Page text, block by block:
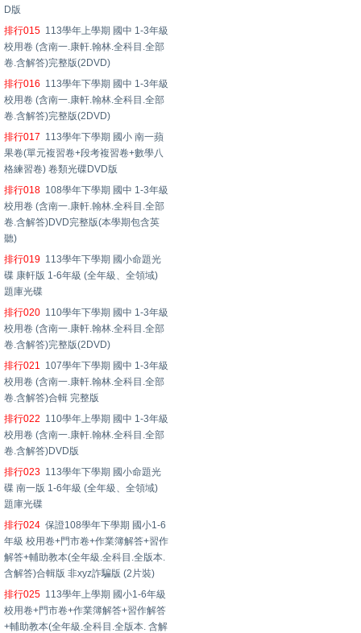
D版
排行015 113學年上學期 國中 1-3年級
校用卷 (含南一.康軒.翰林.全科目.全部
卷.含解答)完整版(2DVD)
排行016 113學年下學期 國中 1-3年級
校用卷 (含南一.康軒.翰林.全科目.全部
卷.含解答)完整版(2DVD)
排行017 113學年下學期 國小 南一蘋
果卷(單元複習卷+段考複習卷+數學八
格練習卷) 卷類光碟DVD版
排行018 108學年下學期 國中 1-3年級
校用卷 (含南一.康軒.翰林.全科目.全部
卷.含解答)DVD完整版(本學期包含英
聽)
排行019 113學年下學期 國小命題光
碟 康軒版 1-6年級 (全年級、全領域)
題庫光碟
排行020 110學年下學期 國中 1-3年級
校用卷 (含南一.康軒.翰林.全科目.全部
卷.含解答)完整版(2DVD)
排行021 107學年下學期 國中 1-3年級
校用卷 (含南一.康軒.翰林.全科目.全部
卷.含解答)合輯 完整版
排行022 110學年上學期 國中 1-3年級
校用卷 (含南一.康軒.翰林.全科目.全部
卷.含解答)DVD版
排行023 113學年下學期 國小命題光
碟 南一版 1-6年級 (全年級、全領域)
題庫光碟
排行024 保證108學年下學期 國小1-6
年級 校用卷+門市卷+作業簿解答+習作
解答+輔助教本(全年級.全科目.全版本.
含解答)合輯版 非xyz詐騙版 (2片裝)
排行025 113學年上學期 國小1-6年級
校用卷+門市卷+作業簿解答+習作解答
+輔助教本(全年級.全科目.全版本. 含解